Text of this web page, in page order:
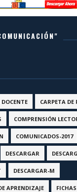
CARPETA DE
COMPRENSIÓN
COMUNICADOS-2017
DESCARGAR
DESCARGAR-M
APRENDIZAJE